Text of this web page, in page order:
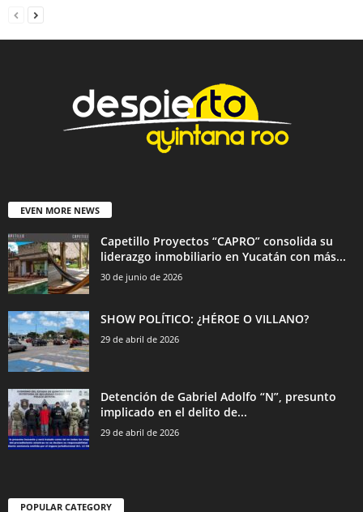
EVEN MORE NEWS
Capetillo Proyectos “CAPRO” consolida su
liderazgo inmobiliario en Yucatán con más...
30 de junio de 2026
SHOW POLÍTICO: ¿HÉROE O VILLANO?
29 de abril de 2026
Detención de Gabriel Adolfo “N”, presunto
implicado en el delito de...
29 de abril de 2026
POPULAR CATEGORY